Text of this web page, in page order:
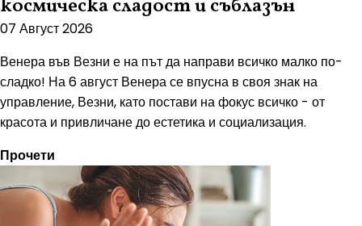
космическа сладост и съблазън
07 Август 2026
Венера във Везни е на път да направи всичко малко по-
сладко! На 6 август Венера се впусна в своя знак на
управление, Везни, като постави на фокус всичко - от
красота и привличане до естетика и социализация.
Прочети